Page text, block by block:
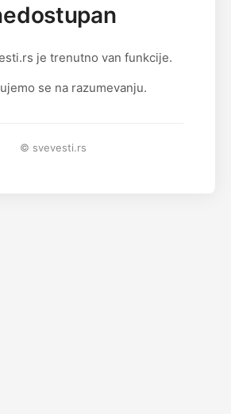
je trenutno van funkcije.
se na razumevanju.
© svevesti.rs